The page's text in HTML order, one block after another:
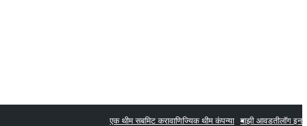
एक थीम सबमिट करावाणिज्यिक थीम कंपन्या माझी आवडतीलॉग इन